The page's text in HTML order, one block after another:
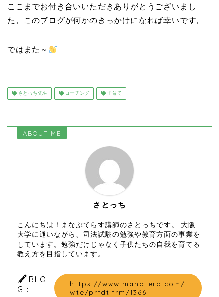
ここまでお付き合いいただきありがとうございまし
た。このブログが何かのきっかけになれば幸いです。
ではまた～
さとっち先生 コーチング 子育て
ABOUT ME
さとっち
こんにちは！まなぶてらす講師のさとっちです。 大阪
大学に通いながら、司法試験の勉強や教育方面の事業を
しています。勉強だけじゃなく子供たちの自我を育てる
教え方を目指しています。
BLO
G：
https://www.manatera.com/
wte/prfdtlfrm/1366